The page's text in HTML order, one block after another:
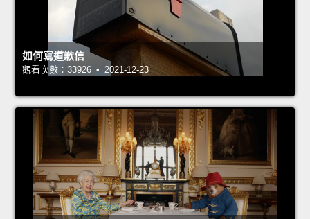
如何寫道歉信
觀看次數：33926 • 2021-12-23